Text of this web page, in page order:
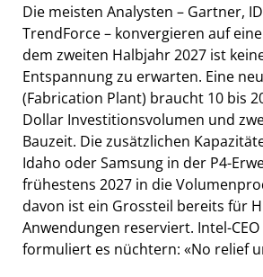
Die meisten Analysten – Gartner,
TrendForce – konvergieren auf
dem zweiten Halbjahr 2027 ist
Entspannung zu erwarten. Eine
(Fabrication Plant) braucht 10 bis
Dollar Investitionsvolumen und
Bauzeit. Die zusätzlichen
Idaho oder Samsung in der P4-
frühestens 2027 in die
davon ist ein Grossteil bereits für
Anwendungen reserviert. Intel-CEO
formuliert es nüchtern: «No relief